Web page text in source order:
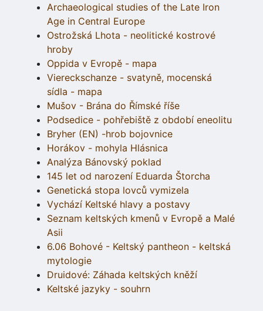
Archaeological studies of the Late Iron
Age in Central Europe
Ostrožská Lhota - neolitické kostrové
hroby
Oppida v Evropě - mapa
Viereckschanze - svatyně, mocenská
sídla - mapa
Mušov - Brána do Římské říše
Podsedice - pohřebiště z období eneolitu
Bryher (EN) -hrob bojovnice
Horákov - mohyla Hlásnica
Analýza Bánovský poklad
145 let od narození Eduarda Štorcha
Genetická stopa lovců vymizela
Vychází Keltské hlavy a postavy
Seznam keltských kmenů v Evropě a Malé
Asii
6.06 Bohové - Keltský pantheon - keltská
mytologie
Druidové: Záhada keltských kněží
Keltské jazyky - souhrn